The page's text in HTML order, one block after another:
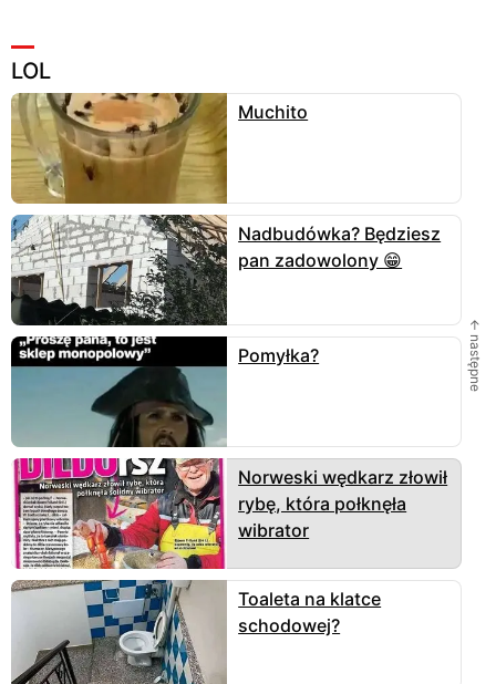
LOL
Muchito
Nadbudówka? Będziesz
pan zadowolony 😁
Pomyłka?
Norweski wędkarz złowił
rybę, która połknęła
wibrator
Toaleta na klatce
schodowej?
← następne